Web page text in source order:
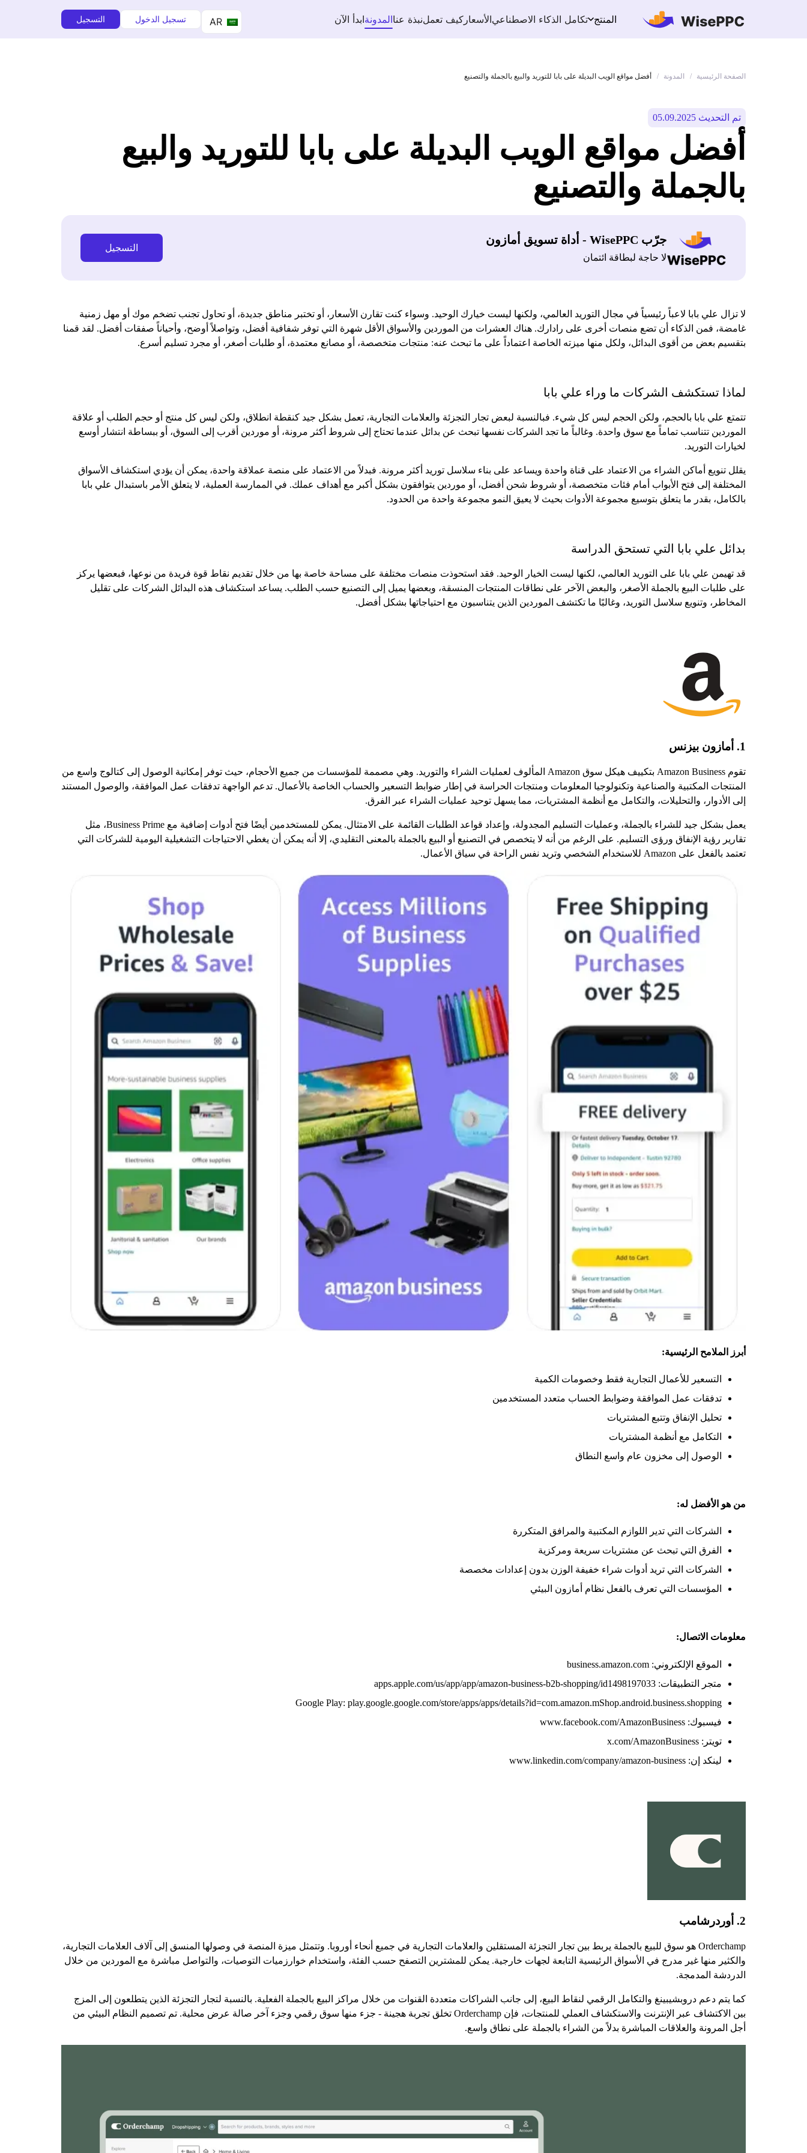
المنتج تكامل الذكاء الاصطناعيالأسعار كيف تعملنبذة عناالمدونةابدأ الآن تسجيل الدخول التسجيل
الصفحة الرئيسية / المدونة / أفضل مواقع الويب البديلة على بابا للتوريد والبيع بالجملة والتصنيع
تم التحديث 05.09.2025
أفضل مواقع الويب البديلة على بابا للتوريد والبيع
بالجملة والتصنيع
جرّب WisePPC - أداة تسويق أمازون
لا حاجة لبطاقة ائتمان
التسجيل
لا تزال علي بابا لاعباً رئيسياً في مجال التوريد العالمي، ولكنها ليست خيارك الوحيد. وسواء كنت تقارن الأسعار، أو تختبر مناطق جديدة، أو تحاول تجنب تضخم موك أو مهل زمنية
غامضة، فمن الذكاء أن تضع منصات أخرى على رادارك. هناك العشرات من الموردين والأسواق الأقل شهرة التي توفر شفافية أفضل، وتواصلاً أوضح، وأحياناً صفقات أفضل. لقد قمنا
بتقسيم بعض من أقوى البدائل، ولكل منها ميزته الخاصة اعتماداً على ما تبحث عنه: منتجات متخصصة، أو مصانع معتمدة، أو طلبات أصغر، أو مجرد تسليم أسرع.
لماذا تستكشف الشركات ما وراء علي بابا
تتمتع علي بابا بالحجم، ولكن الحجم ليس كل شيء. فبالنسبة لبعض تجار التجزئة والعلامات التجارية، تعمل بشكل جيد كنقطة انطلاق، ولكن ليس كل منتج أو حجم الطلب أو علاقة
الموردين تتناسب تماماً مع سوق واحدة. وغالباً ما تجد الشركات نفسها تبحث عن بدائل عندما تحتاج إلى شروط أكثر مرونة، أو موردين أقرب إلى السوق، أو ببساطة انتشار أوسع
لخيارات التوريد.
يقلل تنويع أماكن الشراء من الاعتماد على قناة واحدة ويساعد على بناء سلاسل توريد أكثر مرونة. فبدلاً من الاعتماد على منصة عملاقة واحدة، يمكن أن يؤدي استكشاف الأسواق
المختلفة إلى فتح الأبواب أمام فئات متخصصة، أو شروط شحن أفضل، أو موردين يتوافقون بشكل أكبر مع أهداف عملك. في الممارسة العملية، لا يتعلق الأمر باستبدال علي بابا
بالكامل، بقدر ما يتعلق بتوسيع مجموعة الأدوات بحيث لا يعيق النمو مجموعة واحدة من الحدود.
بدائل علي بابا التي تستحق الدراسة
قد تهيمن علي بابا على التوريد العالمي، لكنها ليست الخيار الوحيد. فقد استحوذت منصات مختلفة على مساحة خاصة بها من خلال تقديم نقاط قوة فريدة من نوعها، فبعضها يركز
على طلبات البيع بالجملة الأصغر، والبعض الآخر على نطاقات المنتجات المنسقة، وبعضها يميل إلى التصنيع حسب الطلب. يساعد استكشاف هذه البدائل الشركات على تقليل
المخاطر، وتنويع سلاسل التوريد، وغالبًا ما تكتشف الموردين الذين يتناسبون مع احتياجاتها بشكل أفضل.
1. أمازون بيزنس
تقوم Amazon Business بتكييف هيكل سوق Amazon المألوف لعمليات الشراء والتوريد. وهي مصممة للمؤسسات من جميع الأحجام، حيث توفر إمكانية الوصول إلى كتالوج واسع من
المنتجات المكتبية والصناعية وتكنولوجيا المعلومات ومنتجات الحراسة في إطار ضوابط التسعير والحساب الخاصة بالأعمال. تدعم الواجهة تدفقات عمل الموافقة، والوصول المستند
إلى الأدوار، والتحليلات، والتكامل مع أنظمة المشتريات، مما يسهل توحيد عمليات الشراء عبر الفرق.
يعمل بشكل جيد للشراء بالجملة، وعمليات التسليم المجدولة، وإعداد قواعد الطلبات القائمة على الامتثال. يمكن للمستخدمين أيضًا فتح أدوات إضافية مع Business Prime، مثل
تقارير رؤية الإنفاق ورؤى التسليم. على الرغم من أنه لا يتخصص في التصنيع أو البيع بالجملة بالمعنى التقليدي، إلا أنه يمكن أن يغطي الاحتياجات التشغيلية اليومية للشركات التي
تعتمد بالفعل على Amazon للاستخدام الشخصي وتريد نفس الراحة في سياق الأعمال.
أبرز الملامح الرئيسية:
التسعير للأعمال التجارية فقط وخصومات الكمية
تدفقات عمل الموافقة وضوابط الحساب متعدد المستخدمين
تحليل الإنفاق وتتبع المشتريات
التكامل مع أنظمة المشتريات
الوصول إلى مخزون عام واسع النطاق
من هو الأفضل له:
الشركات التي تدير اللوازم المكتبية والمرافق المتكررة
الفرق التي تبحث عن مشتريات سريعة ومركزية
الشركات التي تريد أدوات شراء خفيفة الوزن بدون إعدادات مخصصة
المؤسسات التي تعرف بالفعل نظام أمازون البيئي
معلومات الاتصال:
الموقع الإلكتروني: business.amazon.com
متجر التطبيقات: apps.apple.com/us/app/app/amazon-business-b2b-shopping/id1498197033
Google Play: play.google.google.com/store/apps/apps/details?id=com.amazon.mShop.android.business.shopping
فيسبوك: www.facebook.com/AmazonBusiness
تويتر: x.com/AmazonBusiness
لينكد إن: www.linkedin.com/company/amazon-business
2. أوردرشامب
Orderchamp هو سوق للبيع بالجملة يربط بين تجار التجزئة المستقلين والعلامات التجارية في جميع أنحاء أوروبا. وتتمثل ميزة المنصة في وصولها المنسق إلى آلاف العلامات التجارية،
والكثير منها غير مدرج في الأسواق الرئيسية التابعة لجهات خارجية. يمكن للمشترين التصفح حسب الفئة، واستخدام خوارزميات التوصيات، والتواصل مباشرة مع الموردين من خلال
الدردشة المدمجة.
كما يتم دعم دروبشيبينغ والتكامل الرقمي لنقاط البيع، إلى جانب الشراكات متعددة القنوات من خلال مراكز البيع بالجملة الفعلية. بالنسبة لتجار التجزئة الذين يتطلعون إلى المزج
بين الاكتشاف عبر الإنترنت والاستكشاف العملي للمنتجات، فإن Orderchamp تخلق تجربة هجينة - جزء منها سوق رقمي وجزء آخر صالة عرض محلية. تم تصميم النظام البيئي من
أجل المرونة والعلاقات المباشرة بدلاً من الشراء بالجملة على نطاق واسع.